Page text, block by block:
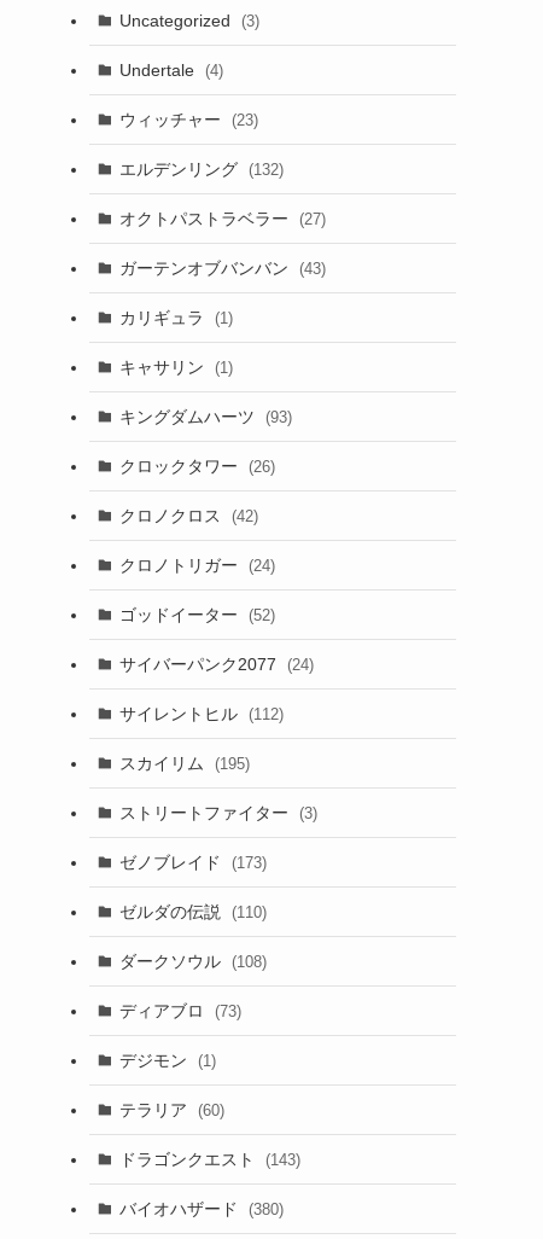
Uncategorized (3)
Undertale (4)
ウィッチャー (23)
エルデンリング (132)
オクトパストラベラー (27)
ガーテンオブバンバン (43)
カリギュラ (1)
キャサリン (1)
キングダムハーツ (93)
クロックタワー (26)
クロノクロス (42)
クロノトリガー (24)
ゴッドイーター (52)
サイバーパンク2077 (24)
サイレントヒル (112)
スカイリム (195)
ストリートファイター (3)
ゼノブレイド (173)
ゼルダの伝説 (110)
ダークソウル (108)
ディアブロ (73)
デジモン (1)
テラリア (60)
ドラゴンクエスト (143)
バイオハザード (380)